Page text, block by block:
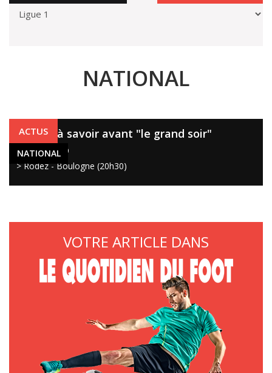
NATIONAL
ACTUS
NATIONAL
Rodez : à savoir avant "le grand soir"
11 avr. 2019
> Rodez - Boulogne (20h30)
VOTRE ARTICLE DANS